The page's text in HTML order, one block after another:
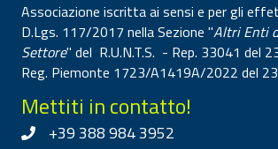
Associazione iscritta ai sensi e per gli
D.Lgs. 117/2017 nella Sezione "Altri Enti
Settore" del R.U.N.T.S. - Rep. 33041 del
Reg. Piemonte 1723/A1419A/2022 del
Mettiti in contatto!
+39 388 984 3952